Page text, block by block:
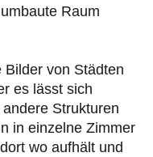
Raum
von Städten
es lässt sich
Strukturen
in einzelne Zimmer
wo aufhält und